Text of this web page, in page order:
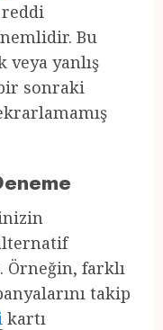
reddi
Bu
yanlış
sonraki
farklı
takip
kartı